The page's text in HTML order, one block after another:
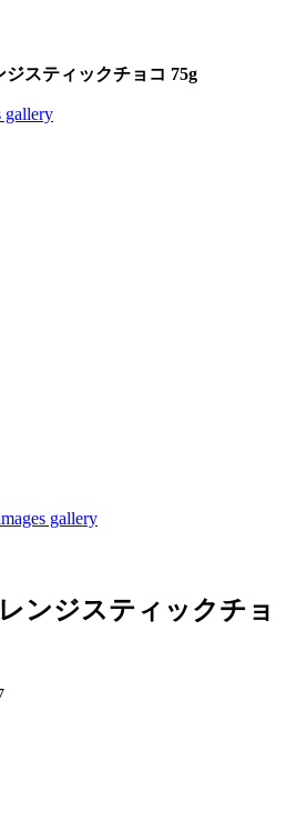
スティックチョコ 75g
gallery
gallery
ンジスティックチョ